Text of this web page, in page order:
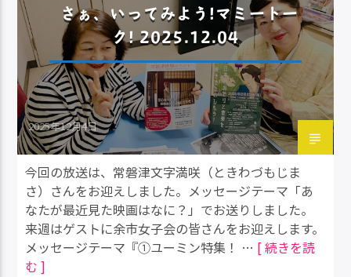
さぁ、いってみよう!マミートー
ク! 2025.12.04
2025年12月4日
今回の放送は、常磐津文字満咲（ときわづもじま
さ）さんをお迎えしました。メッセージテーマ「あ
なたが最近見た映画はなに？」でお送りしました。
来週はゲストに余市女子会の皆さんをお迎えします。
メッセージテーマ『①ユーミン特集！ … [ 続きを読
む ]